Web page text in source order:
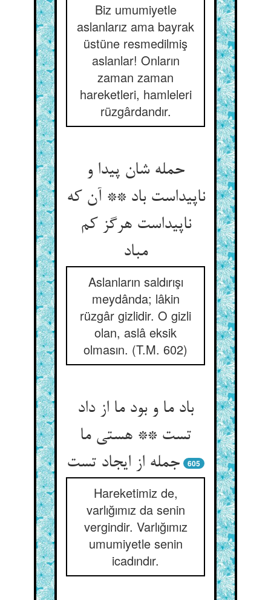
Biz umumiyetle
aslanlarız ama bayrak
üstüne resmedilmiş
aslanlar! Onların
zaman zaman
hareketleri, hamleleri
rüzgârdandır.
حمله شان پیدا و
ناپیداست باد ** آن که
ناپیداست هرگز کم
مباد
Aslanların saldırışı
meydânda; lâkin
rüzgâr gizlidir. O gizli
olan, aslâ eksik
olmasın. (T.M. 602)
باد ما و بود ما از داد
تست ** هستی ما
605
Hareketimiz de,
varlığımız da senin
vergindir. Varlığımız
umumiyetle senin
icadındır.